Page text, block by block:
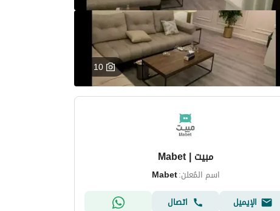
10
مبيت | Mabet
اسم المُعلن:Mabet
الإيميل
اتصال